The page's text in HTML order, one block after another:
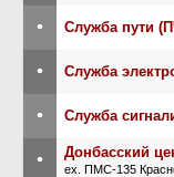
• Служба пути
• Служба
• Служба
• Донбасский
ex. ПМС-135